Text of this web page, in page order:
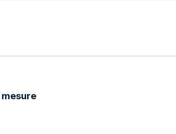
mesure